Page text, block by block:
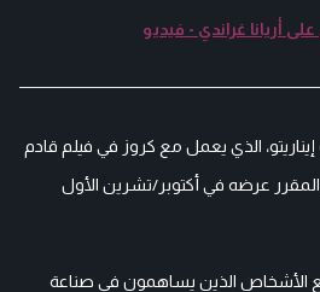
أريانا غراندي - فيديو
إيناريتو، الذي يعمل مع كروز في فيلم قادم
عرضه في أكتوبر/تشرين الأول
الأشخاص الذين يساهمون في صناعة